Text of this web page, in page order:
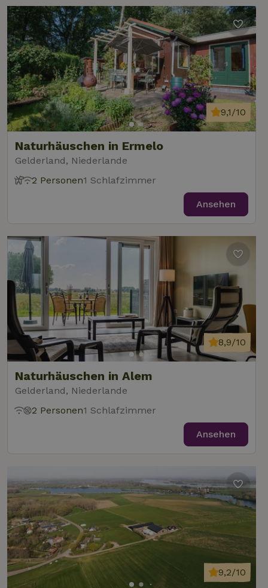
Naturhäuschen in Ermelo
Gelderland, Niederlande
9,1/10
2 Personen1 Schlafzimmer
Ansehen
Naturhäuschen in Alem
Gelderland, Niederlande
8,9/10
2 Personen1 Schlafzimmer
Ansehen
9,2/10